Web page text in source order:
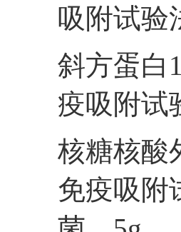
吸附试
斜方蛋白
疫吸附
核糖核酸
免疫吸